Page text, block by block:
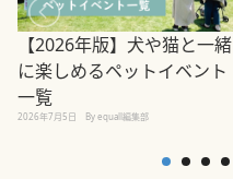
【2026年版】犬や猫と一緒
に楽しめるペットイベント
一覧
2026年7月5日 By equall編集部